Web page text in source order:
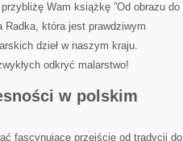
Wam książkę ⁣”Od obrazu do
‌Radka, która jest ⁣prawdziwym
dzieł w naszym kraju.
⁢odkryć malarstwo!
w polskim
fascynujące przejście od tradycji do​